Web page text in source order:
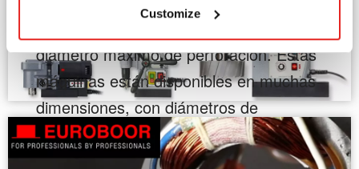
Customize
Leer más
normalmente se presta atención al
diámetro máximo de perforación. Estas
máquinas están disponibles en muchas
dimensiones, con diámetros de
perforación que van de 12 mm a 200
mm. Sin embargo, desde el punto de